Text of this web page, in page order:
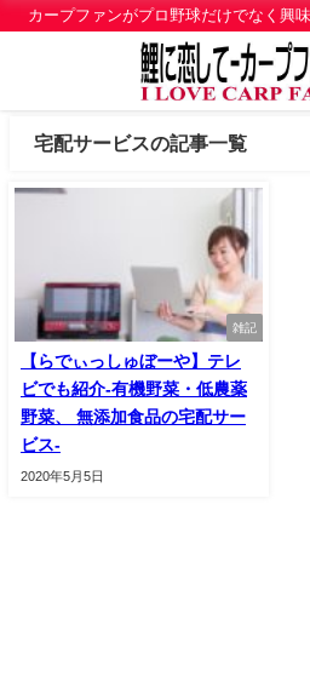
カープファンがプロ野球だけでなく興
宅配サービスの記事一覧
雑記
【らでぃっしゅぼーや】テレ
ビでも紹介-有機野菜・低農薬
野菜、 無添加食品の宅配サー
ビス-
2020年5月5日